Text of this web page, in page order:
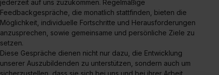
jederzeit auf uns zuzukommen. Regelmäßige
Feedbackgespräche, die monatlich stattfinden, bieten die
Möglichkeit, individuelle Fortschritte und Herausforderungen
anzusprechen, sowie gemeinsame und persönliche Ziele zu
setzen.
Diese Gespräche dienen nicht nur dazu, die Entwicklung
unserer Auszubildenden zu unterstützen, sondern auch um
sicherzustellen, dass sie sich bei uns und bei ihrer Arbeit